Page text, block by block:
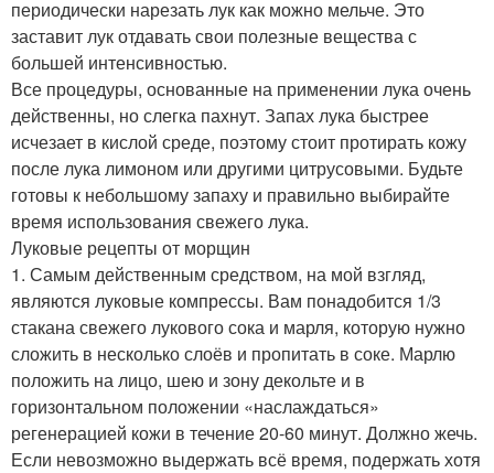
периодически нарезать лук как можно мельче. Это
заставит лук отдавать свои полезные вещества с
большей интенсивностью.
Все процедуры, основанные на применении лука очень
действенны, но слегка пахнут. Запах лука быстрее
исчезает в кислой среде, поэтому стоит протирать кожу
после лука лимоном или другими цитрусовыми. Будьте
готовы к небольшому запаху и правильно выбирайте
время использования свежего лука.
Луковые рецепты от морщин
1. Самым действенным средством, на мой взгляд,
являются луковые компрессы. Вам понадобится 1/3
стакана свежего лукового сока и марля, которую нужно
сложить в несколько слоёв и пропитать в соке. Марлю
положить на лицо, шею и зону декольте и в
горизонтальном положении «наслаждаться»
регенерацией кожи в течение 20-60 минут. Должно жечь.
Если невозможно выдержать всё время, подержать хотя